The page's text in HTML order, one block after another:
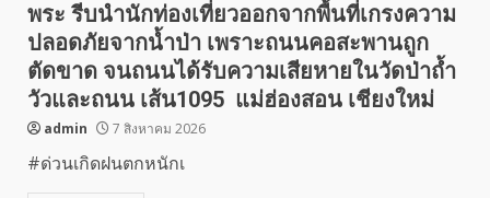
พระ รีบนำนักท่องเที่ยวออกจากพื้นที่เกรงความ
ปลอดภัยจากน้ำป่า เพราะถนนคอสะพานถูก
ตัดขาด จนถนนได้รับความเสียหายในวัดป่าถ้ำ
วัวและถนน เส้น1095 แม่ฮ่องสอน เชียงใหม่
admin 7 สิงหาคม 2026
#ด่วนเกิดฝนตกหนักเ